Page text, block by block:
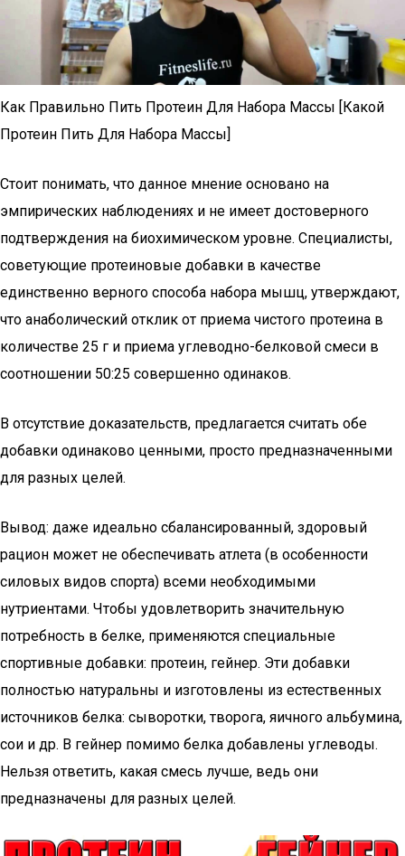
Как Правильно Пить Протеин Для Набора Массы [Какой
Протеин Пить Для Набора Массы]
Стоит понимать, что данное мнение основано на
эмпирических наблюдениях и не имеет достоверного
подтверждения на биохимическом уровне. Специалисты,
советующие протеиновые добавки в качестве
единственно верного способа набора мышц, утверждают,
что анаболический отклик от приема чистого протеина в
количестве 25 г и приема углеводно-белковой смеси в
соотношении 50:25 совершенно одинаков.
В отсутствие доказательств, предлагается считать обе
добавки одинаково ценными, просто предназначенными
для разных целей.
Вывод: даже идеально сбалансированный, здоровый
рацион может не обеспечивать атлета (в особенности
силовых видов спорта) всеми необходимыми
нутриентами. Чтобы удовлетворить значительную
потребность в белке, применяются специальные
спортивные добавки: протеин, гейнер. Эти добавки
полностью натуральны и изготовлены из естественных
источников белка: сыворотки, творога, яичного альбумина,
сои и др. В гейнер помимо белка добавлены углеводы.
Нельзя ответить, какая смесь лучше, ведь они
предназначены для разных целей.